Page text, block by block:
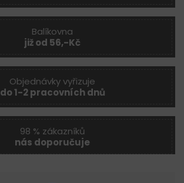
Balíkovna
již od 56,-Kč
Objednávky vyřizuje
do 1-2 pracovních dnů
98 % zákazníků
nás doporučuje